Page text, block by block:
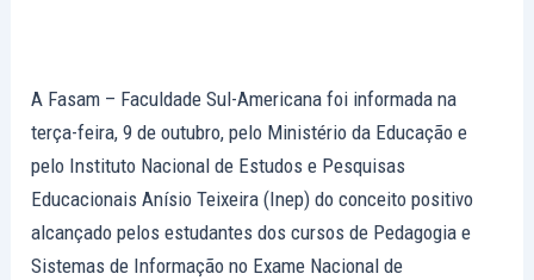
A Fasam – Faculdade Sul-Americana foi informada na
terça-feira, 9 de outubro, pelo Ministério da Educação e
pelo Instituto Nacional de Estudos e Pesquisas
Educacionais Anísio Teixeira (Inep) do conceito positivo
alcançado pelos estudantes dos cursos de Pedagogia e
Sistemas de Informação no Exame Nacional de